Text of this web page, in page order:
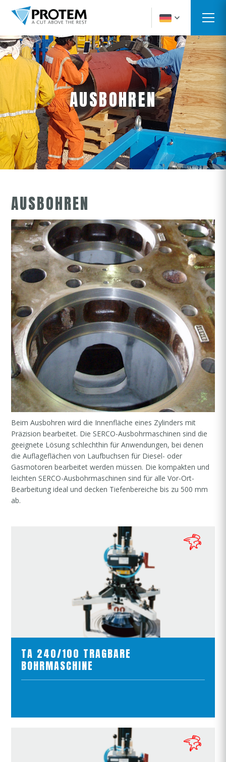
AUSBOHREN
AUSBOHREN
Beim Ausbohren wird die Innenfläche eines Zylinders mit
Präzision bearbeitet. Die SERCO-Ausbohrmaschinen sind die
geeignete Lösung schlechthin für Anwendungen, bei denen
die Auflageflächen von Laufbuchsen für Diesel- oder
Gasmotoren bearbeitet werden müssen. Die kompakten und
leichten SERCO-Ausbohrmaschinen sind für alle Vor-Ort-
Bearbeitung ideal und decken Tiefenbereiche bis zu 500 mm
ab.
TA 240/100 TRAGBARE
BOHRMASCHINE
PRODUKTE ANSCHAUEN